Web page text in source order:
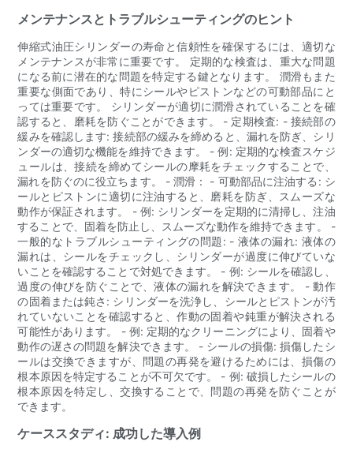
メンテナンスとトラブルシューティングのヒント
伸縮式油圧シリンダーの寿命と信頼性を確保するには、適切な
メンテナンスが非常に重要です。 定期的な検査は、重大な問題
になる前に潜在的な問題を特定する鍵となります。 潤滑もまた
重要な側面であり、特にシールやピストンなどの可動部品にと
っては重要です。 シリンダーが適切に潤滑されていることを確
認すると、磨耗を防ぐことができます。 - 定期検査: - 接続部の
緩みを確認します: 接続部の緩みを締めると、漏れを防ぎ、シリ
ンダーの適切な機能を維持できます。 - 例: 定期的な検査スケジ
ュールは、接続を締めてシールの摩耗をチェックすることで、
漏れを防ぐのに役立ちます。 - 潤滑： - 可動部品に注油する: シ
ールとピストンに適切に注油すると、磨耗を防ぎ、スムーズな
動作が保証されます。 - 例: シリンダーを定期的に清掃し、注油
することで、固着を防止し、スムーズな動作を維持できます。 -
一般的なトラブルシューティングの問題: - 液体の漏れ: 液体の
漏れは、シールをチェックし、シリンダーが過度に伸びていな
いことを確認することで対処できます。 - 例: シールを確認し、
過度の伸びを防ぐことで、液体の漏れを解決できます。 - 動作
の固着または鈍さ: シリンダーを洗浄し、シールとピストンが汚
れていないことを確認すると、作動の固着や鈍重が解決される
可能性があります。 - 例: 定期的なクリーニングにより、固着や
動作の遅さの問題を解決できます。 - シールの損傷: 損傷したシ
ールは交換できますが、問題の再発を避けるためには、損傷の
根本原因を特定することが不可欠です。 - 例: 破損したシールの
根本原因を特定し、交換することで、問題の再発を防ぐことが
できます。
ケーススタディ: 成功した導入例